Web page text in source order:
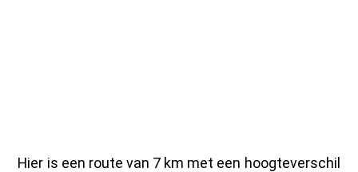
Hier is een route van 7 km met een hoogteverschil